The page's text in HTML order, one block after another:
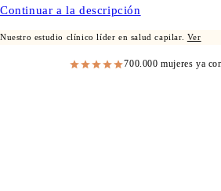
Continuar a la descripción
Nuestro estudio clínico líder en salud capilar. Ver
700.000 mujeres ya